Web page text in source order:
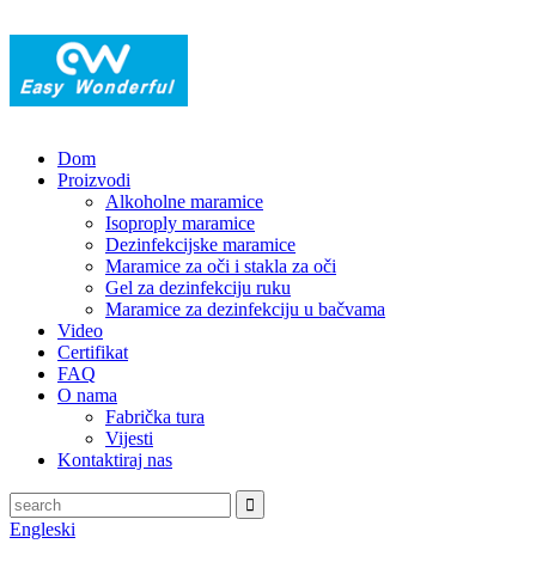
Dom
Proizvodi
Alkoholne maramice
Isoproply maramice
Dezinfekcijske maramice
Maramice za oči i stakla za oči
Gel za dezinfekciju ruku
Maramice za dezinfekciju u bačvama
Video
Certifikat
FAQ
O nama
Fabrička tura
Vijesti
Kontaktiraj nas
Engleski